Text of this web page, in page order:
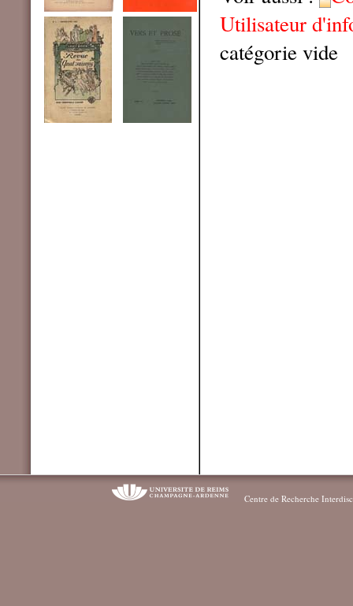
Utilisateur
catégorie vide
Centre de Recherche